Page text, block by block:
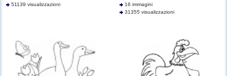
51139 visualizzazioni
16 immagini
31355 visualizzazioni